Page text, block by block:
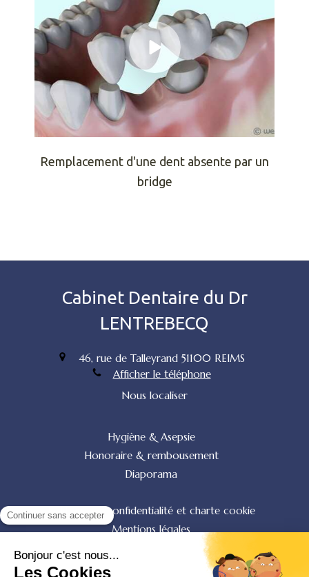
Remplacement d'une dent absente par un
bridge
Cabinet Dentaire du Dr
LENTREBECQ
46, rue de Talleyrand 51100 REIMS
Afficher le téléphone
Nous localiser
Hygiène & Asepsie
Honoraire & rembousement
Diaporama
Politique de confidentialité et charte cookie
Mentions légales
Conditions Générales Utilisation